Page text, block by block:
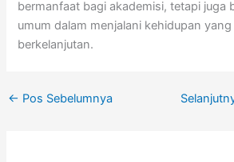
bermanfaat bagi akademisi, tetapi juga
umum dalam menjalani kehidupan
berkelanjutan.
← Pos Sebelumnya